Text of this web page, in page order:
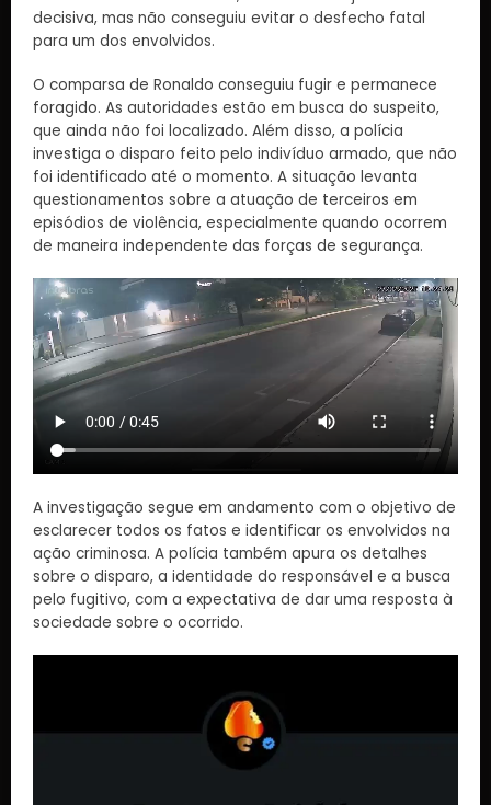
decisiva, mas não conseguiu evitar o desfecho fatal
para um dos envolvidos.
O comparsa de Ronaldo conseguiu fugir e permanece
foragido. As autoridades estão em busca do suspeito,
que ainda não foi localizado. Além disso, a polícia
investiga o disparo feito pelo indivíduo armado, que não
foi identificado até o momento. A situação levanta
questionamentos sobre a atuação de terceiros em
episódios de violência, especialmente quando ocorrem
de maneira independente das forças de segurança.
A investigação segue em andamento com o objetivo de
esclarecer todos os fatos e identificar os envolvidos na
ação criminosa. A polícia também apura os detalhes
sobre o disparo, a identidade do responsável e a busca
pelo fugitivo, com a expectativa de dar uma resposta à
sociedade sobre o ocorrido.